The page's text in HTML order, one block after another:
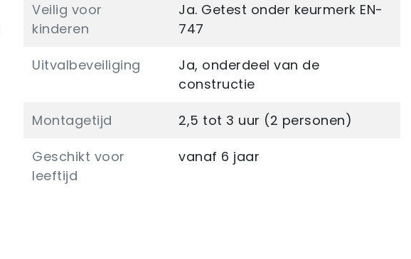
Veilig voor
kinderen
Ja. Getest onder keurmerk EN-
747
Uitvalbeveiliging
Ja, onderdeel van de
constructie
Montagetijd 2,5 tot 3 uur (2 personen)
Geschikt voor
leeftijd
vanaf 6 jaar